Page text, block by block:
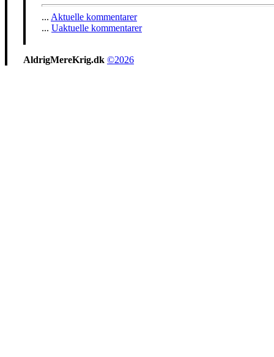
... Aktuelle kommentarer
... Uaktuelle kommentarer
AldrigMereKrig.dk ©2026